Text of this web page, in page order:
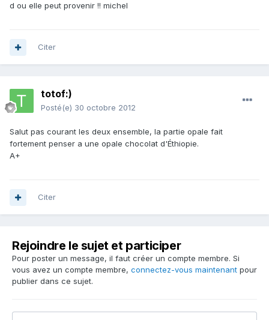
d ou elle peut provenir !! michel
Citer
totof:)
Posté(e) 30 octobre 2012
Salut pas courant les deux ensemble, la partie opale fait
fortement penser a une opale chocolat d'Éthiopie.
A+
Citer
Rejoindre le sujet et participer
Pour poster un message, il faut créer un compte membre. Si
vous avez un compte membre, connectez-vous maintenant pour
publier dans ce sujet.